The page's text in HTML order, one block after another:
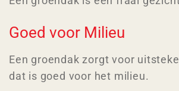
Goed voor Milieu
Een groendak zorgt voor
dat is goed voor het milieu.